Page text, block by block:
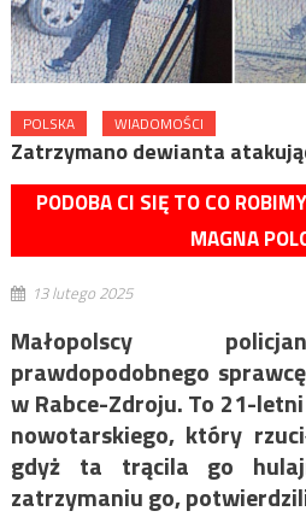
POLSKA WIADOMOŚCI
Zatrzymano dewianta
PODOBA CI SIĘ TO CO
MAGNA
13 lutego 2025
Małopolscy
prawdopodobnego
w Rabce-Zdroju. To 21-
nowotarskiego, który
gdyż ta trącila go
zatrzymaniu go,